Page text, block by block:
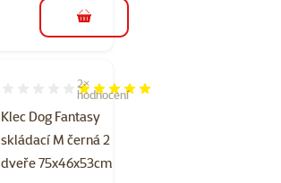
do košíku
Klec Dog Fantasy
skládací M černá 2
dveře 75x46x53cm
Hodnocení 100%, počet hodnocení: 2
2×
hodnocení